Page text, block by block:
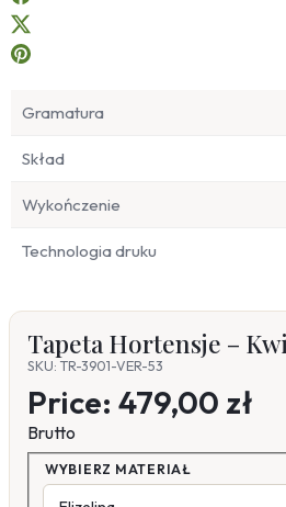
Gramatura
Skład
Wykończenie
Technologia druku
Tapeta Hortensje –
SKU: TR-3901-VER-53
Price: 479,00 zł
Brutto
WYBIERZ MATERIAŁ